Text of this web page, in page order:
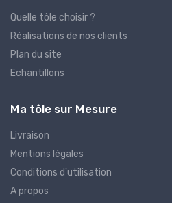
Quelle tôle choisir ?
Réalisations de nos clients
Plan du site
Echantillons
Ma tôle sur Mesure
Livraison
Mentions légales
Conditions d'utilisation
A propos